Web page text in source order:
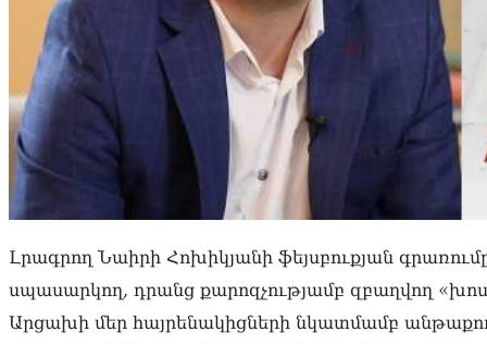
Լրագրող Նաիրի Հոխիկյանի ֆեյսբուքյան
սպասարկող, դրանց քարոզչությամբ զբաղվող
Արցախի մեր հայրենակիցների նկատմամբ